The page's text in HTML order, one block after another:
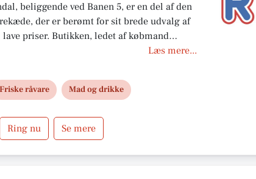
beliggende ved Banen 5, er en del af den
der er berømt for sit brede udvalg af
priser. Butikken, ledet af købmand
er åben hver dag fra kl. 7.00 til 21.45, hvilket
kunderne at handle, når det passer dem.
kvalitet og god kundeservice er REMA
valg blandt de lokale indbyggere.
Læs mere...
Friske råvare Mad og drikke
Ring nu Se mere